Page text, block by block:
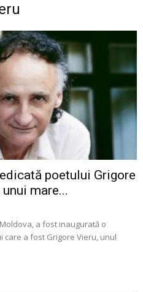
poetului Grigore
mare...
a fost inaugurată o
care a fost Grigore Vieru, unul